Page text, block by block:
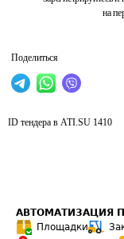
на
Поделиться
ID тендера в ATI.SU 1410
АВТОМАТИЗАЦИЯ
Площадки